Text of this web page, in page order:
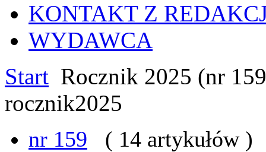
KONTAKT Z
WYDAWCA
Start Rocznik 2025 (nr
rocznik2025
nr 159 ( 14 artykułów )